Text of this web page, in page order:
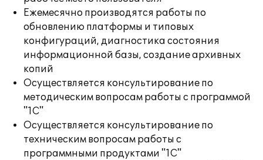
Ежемесячно производятся работы по
обновлению платформы и типовых
конфигураций, диагностика состояния
информационной базы, создание архивных
копий
Осуществляется консультирование по
методическим вопросам работы с программой
"1С"
Осуществляется консультирование по
техническим вопросам работы с
программными продуктами "1С"